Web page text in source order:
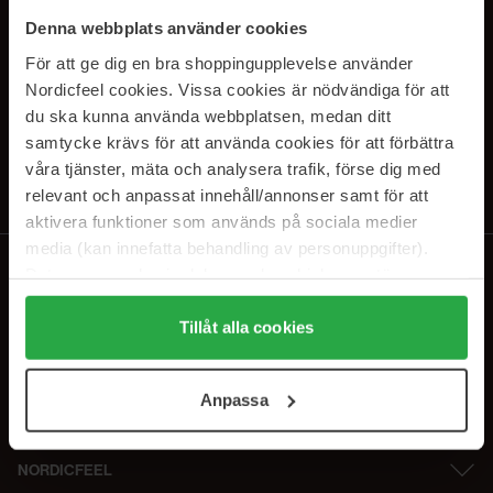
Denna webbplats använder cookies
För att ge dig en bra shoppingupplevelse använder
Nordicfeel cookies. Vissa cookies är nödvändiga för att
du ska kunna använda webbplatsen, medan ditt
samtycke krävs för att använda cookies för att förbättra
våra tjänster, mäta och analysera trafik, förse dig med
relevant och anpassat innehåll/annonser samt för att
aktivera funktioner som används på sociala medier
media (kan innefatta behandling av personuppgifter).
Genom att trycka på "Tillåt alla cookies" accepterar du
alla cookies, medan du under "Detaljer" kan anpassa
användningen av cookies. Du kan när som helst återkalla
samt vår Integritetspolicy.
Tillåt alla cookies
Anpassa
PRENUMERERA PÅ VÅRA
NYHETSBREV
E-postadress
Genom att prenumerera accepterar du vårIntegritetspolicy.
NORDICFEEL